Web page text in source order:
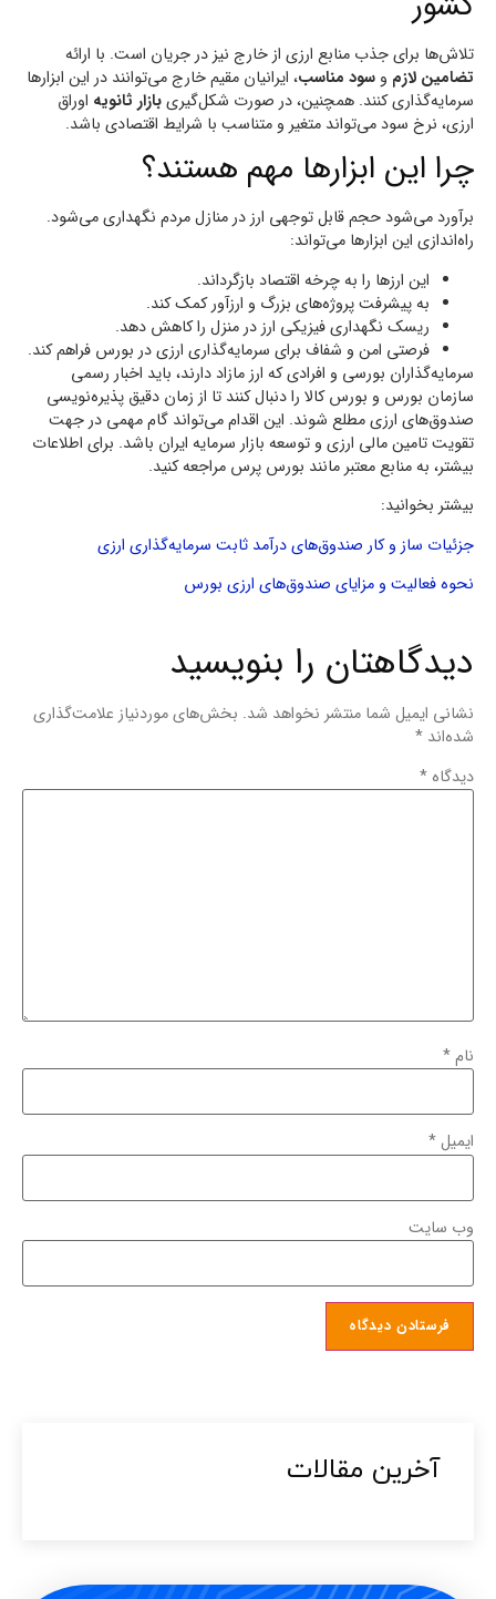
تلاش‌ها برای جذب منابع ارزی از خارج نیز در جریان است. با ارائه
تضامین لازم و سود مناسب، ایرانیان مقیم خارج می‌توانند در این ابزارها
سرمایه‌گذاری کنند. همچنین، در صورت شکل‌گیریبازار ثانویه اوراق
ارزی، نرخ سود می‌تواند متغیر و متناسب با شرایط اقتصادی باشد.
چرا این ابزارها مهم هستند؟
برآورد می‌شود حجم قابل توجهی ارز در منازل مردم نگهداری می‌شود.
راه‌اندازی این ابزارها می‌تواند:
این ارزها را به چرخه اقتصاد بازگرداند.
به پیشرفت پروژه‌های بزرگ و ارزآور کمک کند.
ریسک نگهداری فیزیکی ارز در منزل را کاهش دهد.
فرصتی امن و شفاف برای سرمایه‌گذاری ارزی در بورس فراهم کند.
سرمایه‌گذاران بورسی و افرادی که ارز مازاد دارند، باید اخبار رسمی
سازمان بورس و بورس کالا را دنبال کنند تا از زمان دقیق پذیره‌نویسی
صندوق‌های ارزی مطلع شوند. این اقدام می‌تواند گام مهمی در جهت
تقویت تامین مالی ارزی و توسعه بازار سرمایه ایران باشد. برای اطلاعات
بیشتر، به منابع معتبر مانند بورس پرس مراجعه کنید.
بیشتر بخوانید:
جزئیات ساز و کار صندوق‌های درآمد ثابت سرمایه‌گذاری ارزی
نحوه فعالیت و مزایای صندوق‌های ارزی بورس
دیدگاهتان را بنویسید
نشانی ایمیل شما منتشر نخواهد شد. بخش‌های موردنیاز علامت‌گذاری
شده‌اند *
دیدگاه *
نام*
ایمیل*
وب‌ سایت
آخرین مقالات​